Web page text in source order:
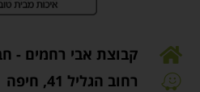
קבוצת אבי רחמים -
רחוב הגליל 41, חיפה